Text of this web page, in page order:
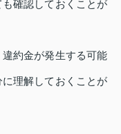
確認しておくことが
約金が発生する可能
理解しておくことが